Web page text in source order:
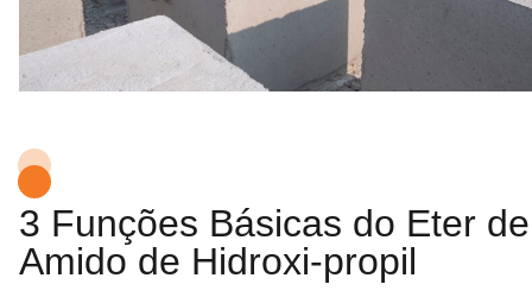
3 Funções Básicas do Eter de
Amido de Hidroxi-propil